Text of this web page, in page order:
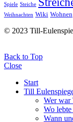
Spiele Steiche
Weihnachten Wiki Wohnen
© 2023 Till-
Back to Top
Close
Start
Till
Wer war
Wo
Wann